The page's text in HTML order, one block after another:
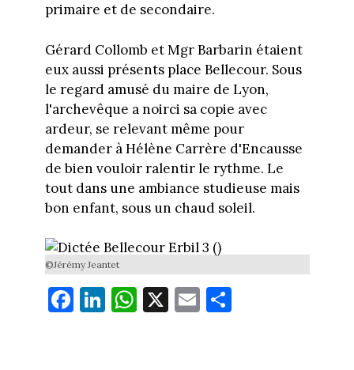
primaire et de secondaire.
Gérard Collomb et Mgr Barbarin étaient
eux aussi présents place Bellecour. Sous
le regard amusé du maire de Lyon,
l'archevêque a noirci sa copie avec
ardeur, se relevant même pour
demander à Hélène Carrère d'Encausse
de bien vouloir ralentir le rythme. Le
tout dans une ambiance studieuse mais
bon enfant, sous un chaud soleil.
©Jérémy Jeantet
Fa
ce
Li
nk
W
ha
X E
m
Pa